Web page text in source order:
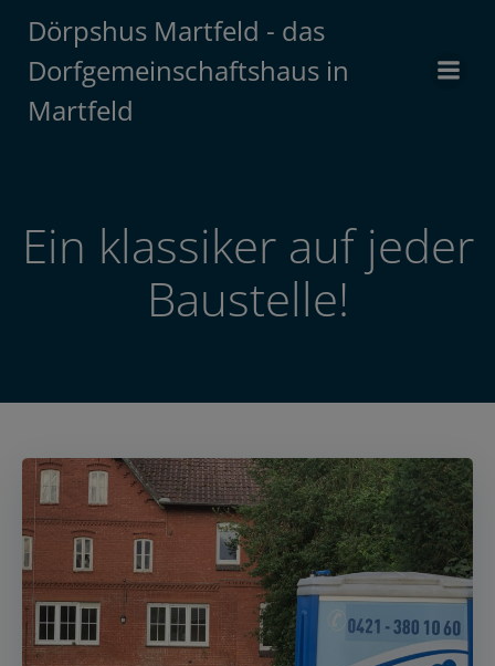
Inhalt
springen
Dörpshus Martfeld - das
Dorfgemeinschaftshaus in
Martfeld
Ein klassiker auf jeder
Baustelle!